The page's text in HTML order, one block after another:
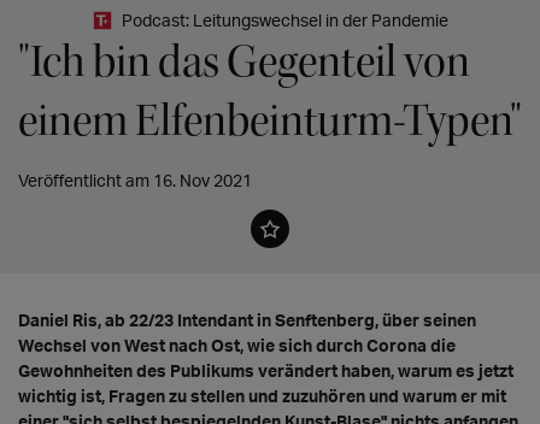
Podcast: Leitungswechsel in der Pandemie
"Ich bin das Gegenteil von
einem Elfenbeinturm-Typen"
Veröffentlicht am 16. Nov 2021
Daniel Ris, ab 22/23 Intendant in Senftenberg, über seinen
Wechsel von West nach Ost, wie sich durch Corona die
Gewohnheiten des Publikums verändert haben, warum es jetzt
wichtig ist, Fragen zu stellen und zuzuhören und warum er mit